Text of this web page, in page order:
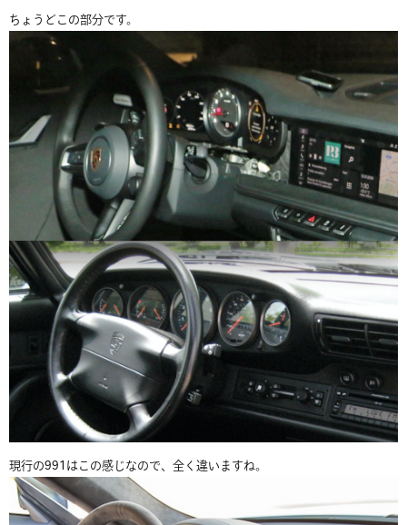
ちょうどこの部分です。
現行の991はこの感じなので、全く違いますね。